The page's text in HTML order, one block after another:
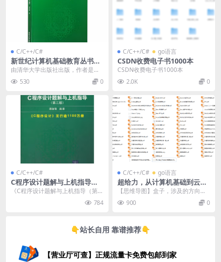
C/C++/C#
新世纪计算机基础教育丛书：
C程序设计（第3版） PDF 完
由清华大学出版社出版，作者是谭
浩强，介绍了关于C语言、程序设计
方面，格式为PDF...
530 0
C/C++/C# go语言
CSDN收费电子书1000本
CSDN收费电子书1000本
2.0K
0
C/C++/C#
C程序设计题解与上机指导
（第3版） PDF 超清版
《C程序设计题解与上机指导（第3
784
C/C++/C# go语言
超给力，从计算机基础到云原
生容器化，83 张全领域高清思
【思维导图】盒子，涉及的方向有
C/C++，Golang，Linux，云原生，
数...900 0
👇站长自用 靠谱推荐👇
【营业厅可查】正规流量卡免费包邮到家